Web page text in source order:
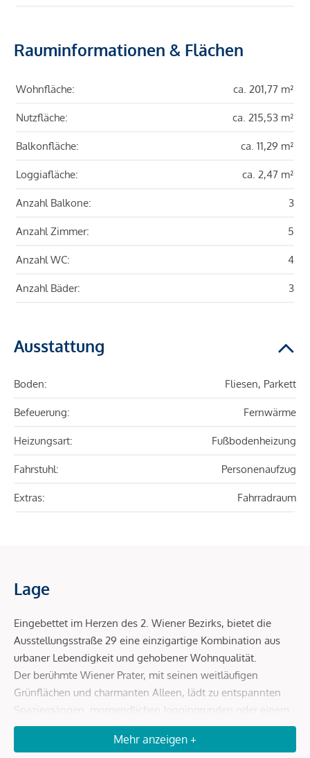
Rauminformationen & Flächen
Wohnfläche: ca. 201,77 m²
Nutzfläche: ca. 215,53 m²
Balkonfläche: ca. 11,29 m²
Loggiafläche: ca. 2,47 m²
Anzahl Balkone: 3
Anzahl Zimmer: 5
Anzahl WC: 4
Anzahl Bäder: 3
Ausstattung
Boden: Fliesen, Parkett
Befeuerung: Fernwärme
Heizungsart: Fußbodenheizung
Fahrstuhl: Personenaufzug
Extras: Fahrradraum
Lage
Eingebettet im Herzen des 2. Wiener Bezirks, bietet die
Ausstellungsstraße 29 eine einzigartige Kombination aus
urbaner Lebendigkeit und gehobener Wohnqualität.
Der berühmte Wiener Prater, mit seinen weitläufigen
Grünflächen und charmanten Alleen, lädt zu entspannten
Spaziergängen, morgendlichen Joggingrunden oder einem
Ausflug zum historischen Riesenrad ein. Gleichzeitig sorgt
die Nähe zur Donau für ein besonderes, naturverbundenes
Mehr anzeigen +